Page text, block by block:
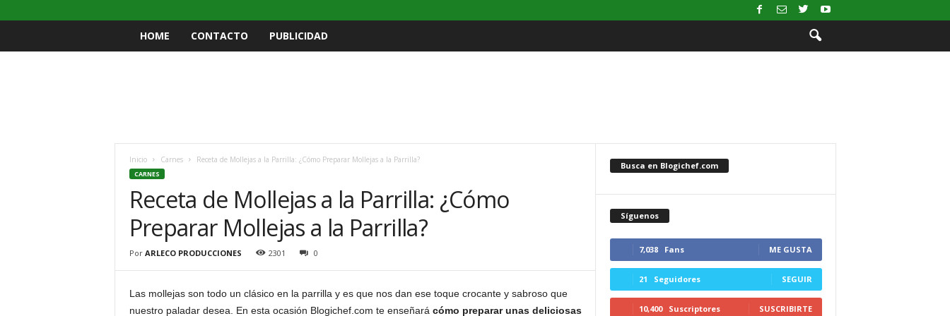
HOME CONTACTO PUBLICIDAD
Inicio Carnes Receta de Mollejas a la Parrilla: ¿Cómo Preparar Mollejas a la Parrilla?
CARNES
Receta de Mollejas a la Parrilla: ¿Cómo
Preparar Mollejas a la Parrilla?
Por ARLECO PRODUCCIONES 2301 0
Las mollejas son todo un clásico en la parrilla y es que nos dan ese toque crocante y sabroso que
nuestro paladar desea. En esta ocasión Blogichef.com te enseñará cómo preparar unas deliciosas
Busca en Blogichef.com
Síguenos
7,038 Fans ME GUSTA
21 Seguidores SEGUIR
10,400 Suscriptores SUSCRIBIRTE